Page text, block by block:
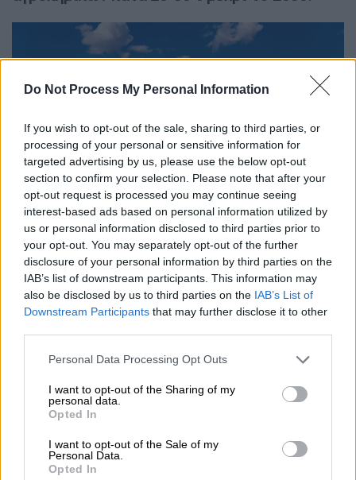
Do Not Process My Personal Information
If you wish to opt-out of the sale, sharing to third parties, or
processing of your personal or sensitive information for
targeted advertising by us, please use the below opt-out
section to confirm your selection. Please note that after your
opt-out request is processed you may continue seeing
interest-based ads based on personal information utilized by
us or personal information disclosed to third parties prior to
your opt-out. You may separately opt-out of the further
disclosure of your personal information by third parties on the
IAB’s list of downstream participants. This information may
also be disclosed by us to third parties on the IAB’s List of
Downstream Participants that may further disclose it to other
Please note that this website/app uses one or more Google
not limited to your visit or usage behaviour. You may click to
grant or deny consent to Google and its third-party tags to
use your data for below specified purposes in below Google
consent section.
Personal Data Processing Opt Outs
I want to opt-out of the Sharing of my
personal data.
Opted In
I want to opt-out of the Sale of my
Personal Data.
Opted In
Κινόα (ΑΠΕ-ΜΠΕ)
Στα περιθώρια αυτών των πρωτοβουλιών η
ερευνητική κοινότητα επικεντρώθηκε στο
πώς μπορεί να μειώσει τις εισροές στον
πρωτογενή τομέα, διατηρώντας παράλληλα
την παραγωγική δυναμική των σύγχρονων
υποσχόμενες λύσεις είναι η υιοθέτηση
καινοτόμων, εναλλακτικών ξηρικών και
χαμηλών εισροών καλλιεργειών, όπως αυτή
της κινόα.